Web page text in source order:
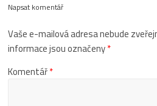
Napsat komentář
Vaše e-mailová adresa nebude
informace jsou označeny*
Komentář*